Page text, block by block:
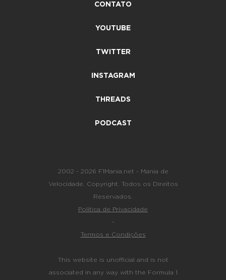
CONTATO
YOUTUBE
TWITTER
INSTAGRAM
THREADS
PODCAST
2002 - 2026 F1Mania.net - Mania de
Velocidade. Copyright. Todos os Direitos
Reservados.
Política de Privacidade
-
Termos e Condições
This website is unofficial and is not
associated in any way with the Formula 1